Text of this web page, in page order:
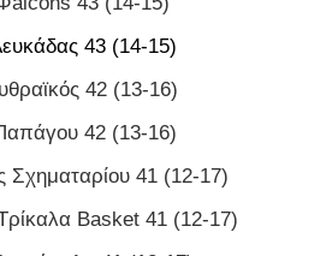
43 (14-15)
42 (13-16)
42 (13-16)
Σχηματαρίου 41 (12-17)
Basket 41 (12-17)